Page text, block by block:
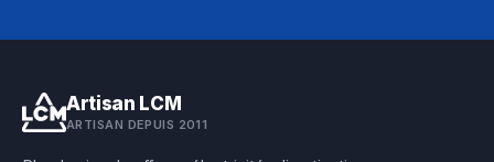
Artisan LCM
ARTISAN DEPUIS 2011